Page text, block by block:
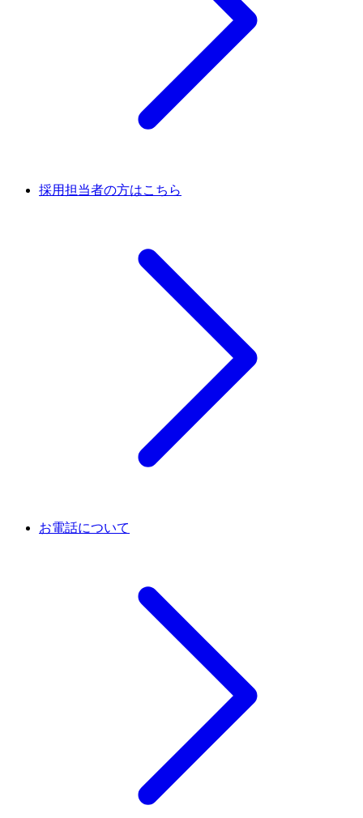
採用担当者の方はこちら
お電話について